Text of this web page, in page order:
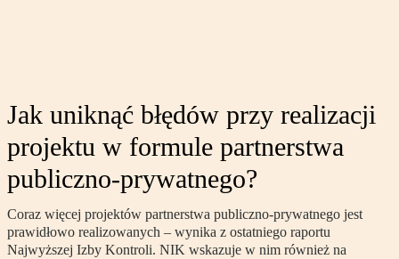
Jak uniknąć błędów przy realizacji
projektu w formule partnerstwa
publiczno-prywatnego?
Coraz więcej projektów partnerstwa publiczno-prywatnego jest
prawidłowo realizowanych – wynika z ostatniego raportu
Najwyższej Izby Kontroli. NIK wskazuje w nim również na